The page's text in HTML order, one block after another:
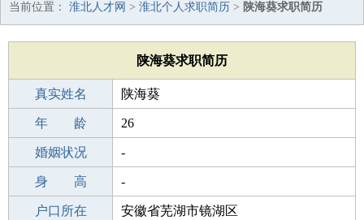
当前位置： 淮北人才网 > 淮北个人求职简历 > 陕海葵求职简历
陕海葵求职简历
真实姓名 陕海葵
性 别 女
年 龄 26
出生年月 2000-11-16
婚姻状况 -
学 历 成人教育
身 高 -
毕业学校 太原博众青鸟职业技能培训学校
户口所在 安徽省芜湖市镜湖区